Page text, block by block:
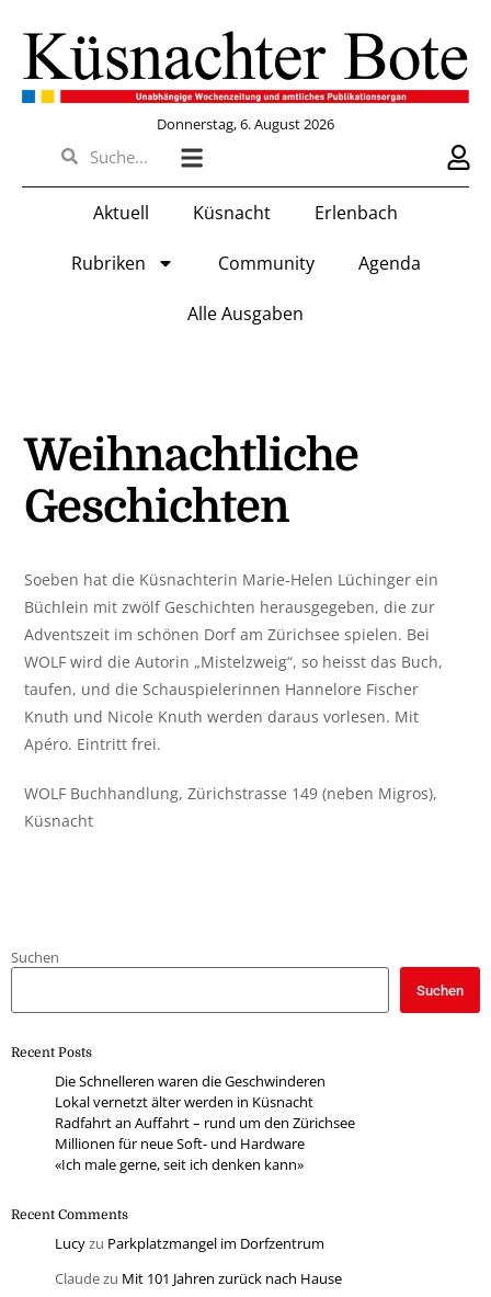
Donnerstag, 6. August 2026
Aktuell Küsnacht Erlenbach
Rubriken Community Agenda
Alle Ausgaben
Weihnachtliche
Geschichten
Soeben hat die Küsnachterin Marie-Helen Lüchinger ein
Büchlein mit zwölf Geschichten herausgegeben, die zur
Adventszeit im schönen Dorf am Zürichsee spielen. Bei
WOLF wird die Autorin „Mistelzweig“, so heisst das Buch,
taufen, und die Schauspielerinnen Hannelore Fischer
Knuth und Nicole Knuth werden daraus vorlesen. Mit
Apéro. Eintritt frei.
WOLF Buchhandlung, Zürichstrasse 149 (neben Migros),
Küsnacht
Suchen
Suchen
Recent Posts
Die Schnelleren waren die Geschwinderen
Lokal vernetzt älter werden in Küsnacht
Radfahrt an Auffahrt – rund um den Zürichsee
Millionen für neue Soft- und Hardware
«Ich male gerne, seit ich denken kann»
Recent Comments
Lucyzu Parkplatzmangel im Dorfzentrum
Claudezu Mit 101 Jahren zurück nach Hause